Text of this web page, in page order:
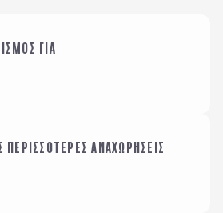
ΓΙΑ
ΜΕ
ΑΝΑΧΩΡΗΣΕΙΣ